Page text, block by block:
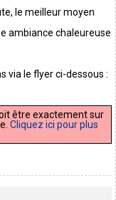
le meilleur moyen
ambiance chaleureuse
via le flyer ci-dessous :
être exactement sur
Cliquez ici pour plus